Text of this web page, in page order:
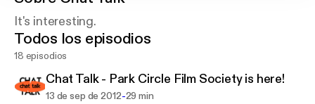
It's interesting.
Todos los episodios
18 episodios
Chat Talk - Park Circle Film Society is here!
13 de sep de 2012-29 min